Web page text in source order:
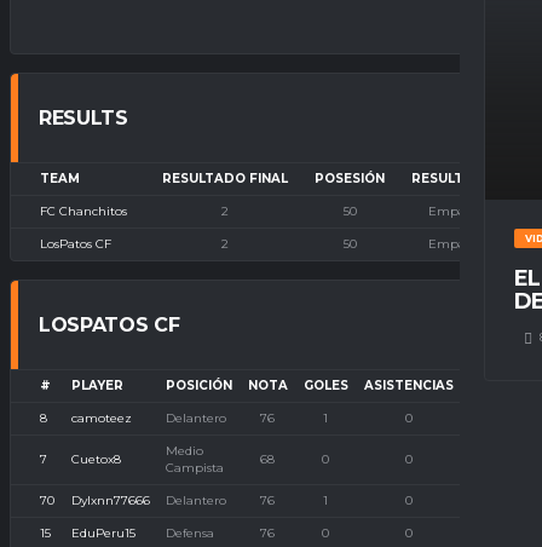
RESULTS
TEAM RESULTADO FINAL POSESIÓN RESULTADO
FC Chanchitos 2 50 Empate
LosPatos CF 2 50 Empate
LOSPATOS CF
# PLAYER POSICIÓN NOTA GOLES ASISTENCIAS
8 camoteez Delantero 76 1 0
7 Cuetox8
Medio
Campista
68 0 0
70 Dylxnn77666 Delantero 76 1 0
15 EduPeru15 Defensa 76 0 0